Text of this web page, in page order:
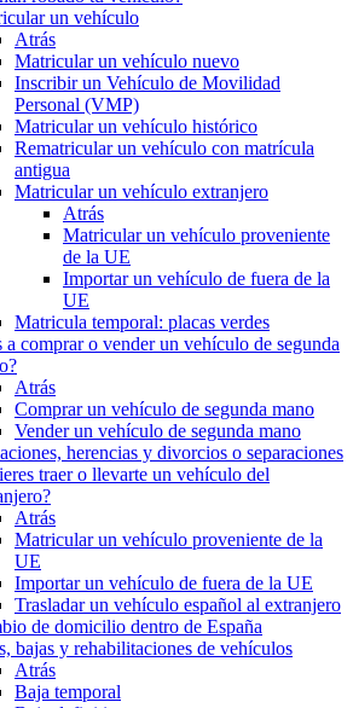
un vehículo
Atrás
Matricular un vehículo nuevo
Inscribir un Vehículo de Movilidad
Personal (VMP)
Matricular un vehículo histórico
Rematricular un vehículo con matrícula
antigua
Matricular un vehículo extranjero
Atrás
Matricular un vehículo proveniente
de la UE
Importar un vehículo de fuera de la
UE
Matricula temporal: placas verdes
a comprar o vender un vehículo de segunda
Atrás
Comprar un vehículo de segunda mano
Vender un vehículo de segunda mano
herencias y divorcios o separaciones
traer o llevarte un vehículo del
Atrás
Matricular un vehículo proveniente de la
UE
Importar un vehículo de fuera de la UE
Trasladar un vehículo español al extranjero
de domicilio dentro de España
bajas y rehabilitaciones de vehículos
Atrás
Baja temporal